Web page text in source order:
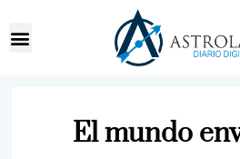
El mundo